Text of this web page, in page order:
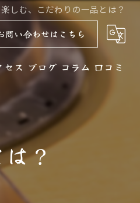
しむ、こだわりの一品とは？
問い合わせはこちら
セス ブログ コラム 口コミ
？